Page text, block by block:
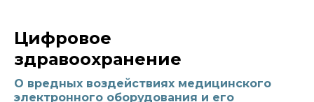
Цифровое
здравоохранение
О вредных воздействиях медицинского
электронного оборудования и его